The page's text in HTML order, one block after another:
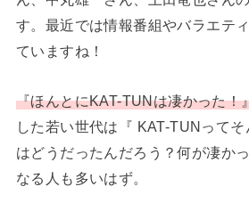
す。最近では情報番組やバラエテ
ていますね！
『ほんとにKAT-TUNは凄かった！
した若い世代は『 KAT-TUNって
はどうだったんだろう？何が凄か
なる人も多いはず。